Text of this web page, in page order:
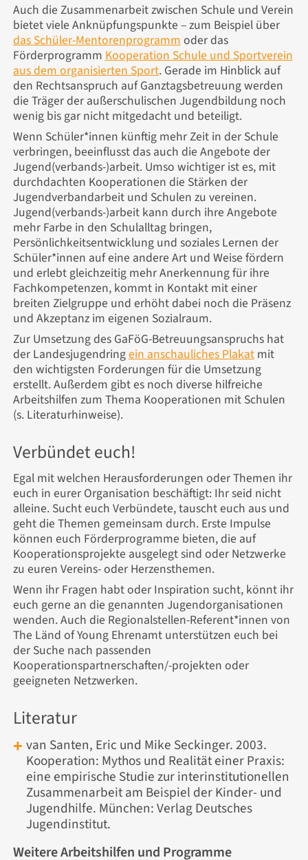
Auch die Zusammenarbeit zwischen Schule und Verein
bietet viele Anknüpfungspunkte – zum Beispiel über
das Schüler-Mentorenprogramm oder das
Förderprogramm Kooperation Schule und Sportverein
aus dem organisierten Sport. Gerade im Hinblick auf
den Rechtsanspruch auf Ganztagsbetreuung werden
die Träger der außerschulischen Jugendbildung noch
wenig bis gar nicht mitgedacht und beteiligt.
Wenn Schüler*innen künftig mehr Zeit in der Schule
verbringen, beeinflusst das auch die Angebote der
Jugend(verbands-)arbeit. Umso wichtiger ist es, mit
durchdachten Kooperationen die Stärken der
Jugendverbandarbeit und Schulen zu vereinen.
Jugend(verbands-)arbeit kann durch ihre Angebote
mehr Farbe in den Schulalltag bringen,
Persönlichkeitsentwicklung und soziales Lernen der
Schüler*innen auf eine andere Art und Weise fördern
und erlebt gleichzeitig mehr Anerkennung für ihre
Fachkompetenzen, kommt in Kontakt mit einer
breiten Zielgruppe und erhöht dabei noch die Präsenz
und Akzeptanz im eigenen Sozialraum.
Zur Umsetzung des GaFöG-Betreuungsanspruchs hat
der Landesjugendringein anschauliches Plakatmit
den wichtigsten Forderungen für die Umsetzung
erstellt. Außerdem gibt es noch diverse hilfreiche
Arbeitshilfen zum Thema Kooperationen mit Schulen
(s. Literaturhinweise).
Verbündet euch!
Egal mit welchen Herausforderungen oder Themen ihr
euch in eurer Organisation beschäftigt: Ihr seid nicht
alleine. Sucht euch Verbündete, tauscht euch aus und
geht die Themen gemeinsam durch. Erste Impulse
können euch Förderprogramme bieten, die auf
Kooperationsprojekte ausgelegt sind oder Netzwerke
zu euren Vereins- oder Herzensthemen.
Wenn ihr Fragen habt oder Inspiration sucht, könnt ihr
euch gerne an die genannten Jugendorganisationen
wenden. Auch die Regionalstellen-Referent*innen von
The Länd of Young Ehrenamt unterstützen euch bei
der Suche nach passenden
Kooperationspartnerschaften/-projekten oder
geeigneten Netzwerken.
Literatur
van Santen, Eric und Mike Seckinger. 2003.
Kooperation: Mythos und Realität einer Praxis:
eine empirische Studie zur interinstitutionellen
Zusammenarbeit am Beispiel der Kinder- und
Jugendhilfe. München: Verlag Deutsches
Jugendinstitut.
Weitere Arbeitshilfen und Programme